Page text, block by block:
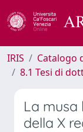
IRIS Catalogo
8.1 Tesi di
La musa
della X